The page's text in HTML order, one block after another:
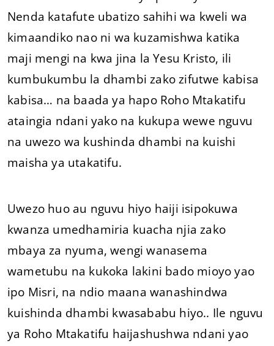
Nenda katafute ubatizo sahihi wa kweli wa
kimaandiko nao ni wa kuzamishwa katika
maji mengi na kwa jina la Yesu Kristo, ili
kumbukumbu la dhambi zako zifutwe kabisa
kabisa… na baada ya hapo Roho Mtakatifu
ataingia ndani yako na kukupa wewe nguvu
na uwezo wa kushinda dhambi na kuishi
maisha ya utakatifu.
Uwezo huo au nguvu hiyo haiji isipokuwa
kwanza umedhamiria kuacha njia zako
mbaya za nyuma, wengi wanasema
wametubu na kukoka lakini bado mioyo yao
ipo Misri, na ndio maana wanashindwa
kuishinda dhambi kwasababu hiyo.. Ile nguvu
ya Roho Mtakatifu haijashushwa ndani yao